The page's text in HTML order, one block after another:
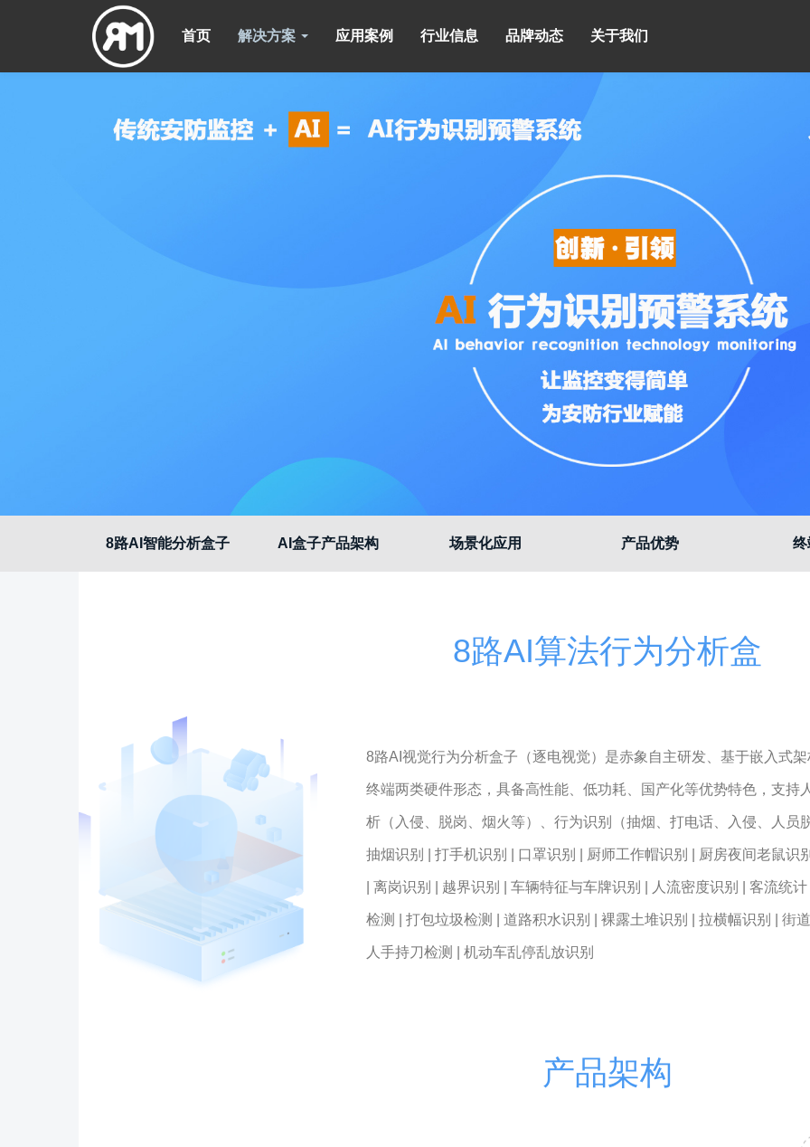
首页 解决方案 应用案例 行业信息 品牌动态 关于我们
8路AI智能分析盒子 AI盒子产品架构 场景化应用 产品优势 终
8路AI算法行为分析盒
8路AI视觉行为分析盒子（逐电视觉）是赤象自主研发、基于嵌入式
终端两类硬件形态，具备高性能、低功耗、国产化等优势特色，支持
析（入侵、脱岗、烟火等）、行为识别（抽烟、打电话、入侵、人员
抽烟识别 | 打手机识别 | 口罩识别 | 厨师工作帽识别 | 厨房夜间老鼠识
| 离岗识别 | 越界识别 | 车辆特征与车牌识别 | 人流密度识别 | 客流统
检测 | 打包垃圾检测 | 道路积水识别 | 裸露土堆识别 | 拉横幅识别 | 街
人手持刀检测 | 机动车乱停乱放识别
产品架构